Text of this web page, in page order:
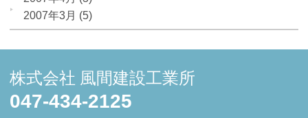
2007年3月 (5)
株式会社 風間建設工業所
047-434-2125